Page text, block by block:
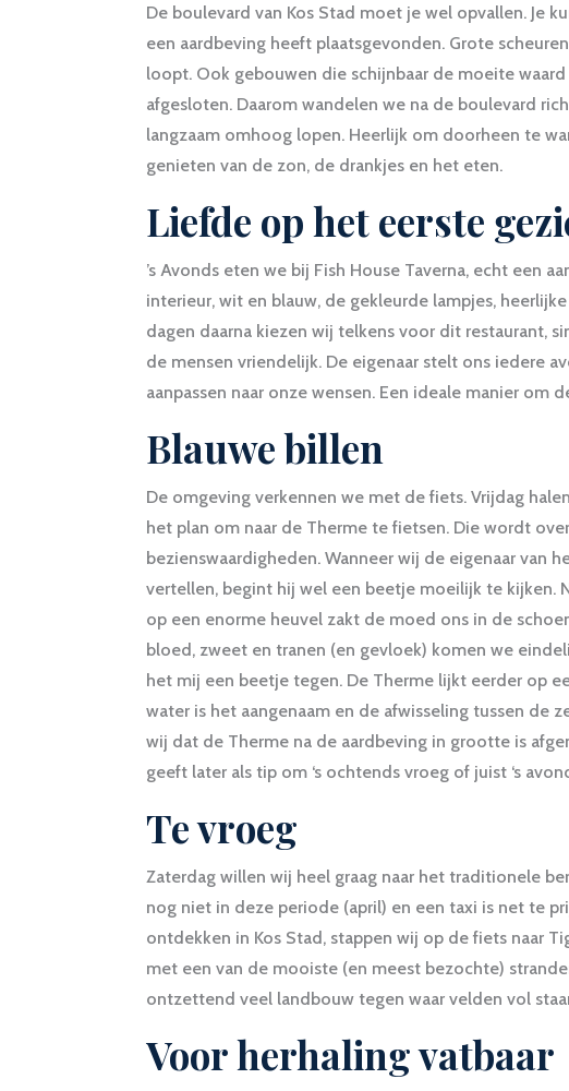
De boulevard van Kos Stad moet je wel opvallen. Je
een aardbeving heeft plaatsgevonden. Grote
loopt. Ook gebouwen die schijnbaar de moeite
afgesloten. Daarom wandelen we na de boulevard
langzaam omhoog lopen. Heerlijk om doorheen te
genieten van de zon, de drankjes en het eten.
Liefde op het eerste
’s Avonds eten we bij Fish House Taverna, echt een
interieur, wit en blauw, de gekleurde lampjes,
dagen daarna kiezen wij telkens voor dit restaurant,
de mensen vriendelijk. De eigenaar stelt ons iedere
aanpassen naar onze wensen. Een ideale manier om
Blauwe billen
De omgeving verkennen we met de fiets. Vrijdag
het plan om naar de Therme te fietsen. Die wordt
bezienswaardigheden. Wanneer wij de eigenaar van
vertellen, begint hij wel een beetje moeilijk te kijken.
op een enorme heuvel zakt de moed ons in de
bloed, zweet en tranen (en gevloek) komen we
het mij een beetje tegen. De Therme lijkt eerder op
water is het aangenaam en de afwisseling tussen de
wij dat de Therme na de aardbeving in grootte is
geeft later als tip om ‘s ochtends vroeg of juist ‘s
Te vroeg
Zaterdag willen wij heel graag naar het traditionele
nog niet in deze periode (april) en een taxi is net te
ontdekken in Kos Stad, stappen wij op de fiets naar
met een van de mooiste (en meest bezochte)
ontzettend veel landbouw tegen waar velden vol
Voor herhaling vatbaar